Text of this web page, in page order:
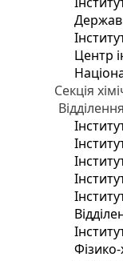
Центр
Секція